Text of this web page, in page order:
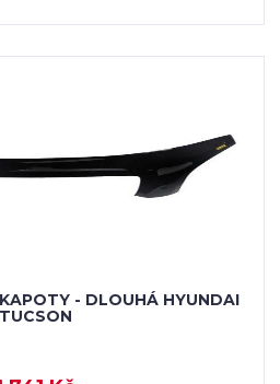
- DLOUHÁ HYUNDAI
TUCSON